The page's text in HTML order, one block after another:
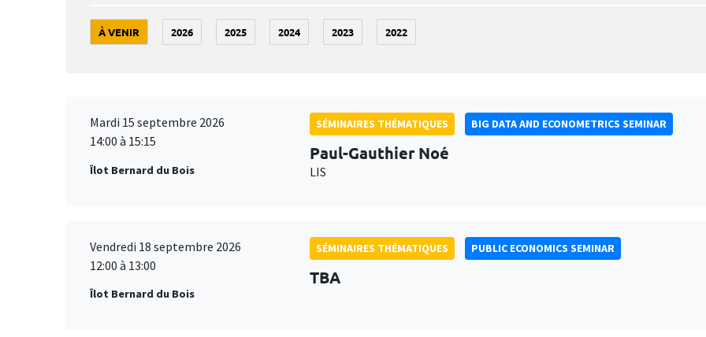
À VENIR 2026 2025 2024 2023 2022
Mardi 15 septembre 2026
14:00 à 15:15
Îlot Bernard du Bois
SÉMINAIRES THÉMATIQUES BIG DATA AND ECONOMETRICS SEMINAR
Paul-Gauthier Noé
LIS
Vendredi 18 septembre 2026
12:00 à 13:00
Îlot Bernard du Bois
SÉMINAIRES THÉMATIQUES PUBLIC ECONOMICS SEMINAR
TBA